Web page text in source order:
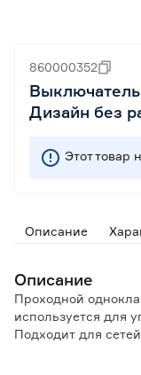
860000352
Дизайн без
Этот товар
Описание
Описание
Проходной
используется для
Подходит для